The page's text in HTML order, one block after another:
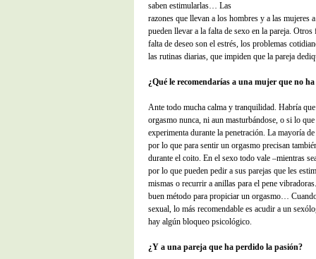
saben estimularlas… Las
razones que llevan a los hombres y a las mujeres
pueden llevar a la falta de sexo en la pareja.
falta de deseo son el estrés, los problemas
las rutinas diarias, que impiden que la pareja
¿Qué le recomendarías a una mujer que no
Ante todo mucha calma y tranquilidad. Habría
orgasmo nunca, ni aun masturbándose, o si lo
experimenta durante la penetración. La mayoría
por lo que para sentir un orgasmo precisan
durante el coito. En el sexo todo vale –mientras
por lo que pueden pedir a sus parejas que les
mismas o recurrir a anillas para el pene
buen método para propiciar un orgasmo…
sexual, lo más recomendable es acudir a un
hay algún bloqueo psicológico.
¿Y a una pareja que ha perdido la pasión?